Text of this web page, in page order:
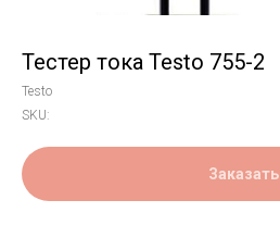
Тестер тока Testo 755-2
Testo
SKU:
Заказать